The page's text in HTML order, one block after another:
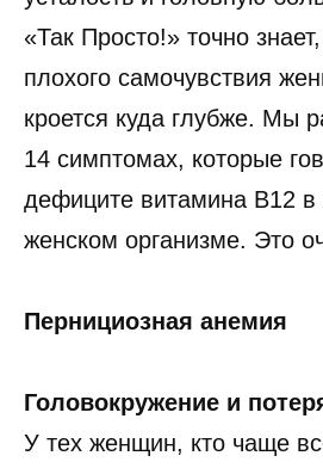
«Так Просто!» точно
плохого самочувствия
кроется куда глубже. Мы
14 симптомах, которые
дефиците витамина B12 в
женском организме. Это
Пернициозная анемия
Головокружение и
У тех женщин, кто чаще